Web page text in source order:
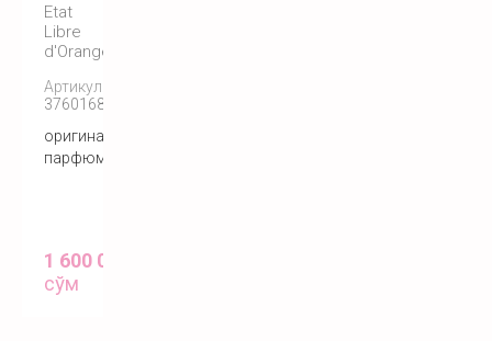
Etat
Libre
d'Orange
Артикул:
3760168591129
оригинальный
парфюм
1 600 000
сўм